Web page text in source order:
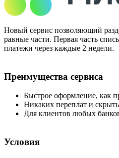
Новый сервис позволяющий
равные части. Первая часть
платежи через каждые 2 недели.
Преимущества сервиса
Быстрое оформление, как
Никаких переплат и
Для клиентов любых
Условия